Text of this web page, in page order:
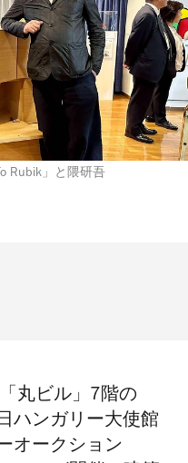
Rubik」と隈研吾
丸ビル」7階の
ハンガリー大使館
オークション